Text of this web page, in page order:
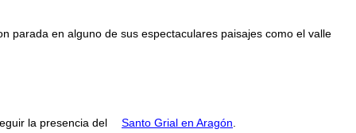
parada en alguno de sus espectaculares paisajes como el valle
la presencia del Santo Grial en Aragón